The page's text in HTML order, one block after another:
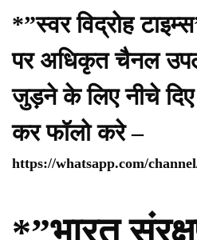
*”स्वर विद्रोह
पर अधिकृत चैनल
जुड़ने के लिए नीचे
कर फॉलो करे –
https://whatsapp.com/